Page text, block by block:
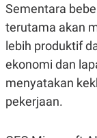
I
A
N
L
E
S
T
A
R
Sementara
terutama akan
lebih produktif
ekonomi dan
menyatakan
pekerjaan.